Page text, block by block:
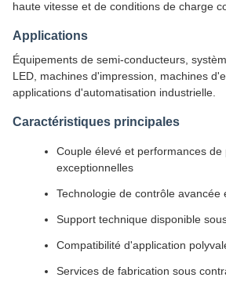
haute vitesse et de conditions de charge
Applications
Équipements de semi-conducteurs,
LED, machines d'impression, machines
applications d'automatisation industrielle.
Caractéristiques principales
Couple élevé et performances de
exceptionnelles
Technologie de contrôle avancée
Support technique disponible
Compatibilité d'application
Services de fabrication sous